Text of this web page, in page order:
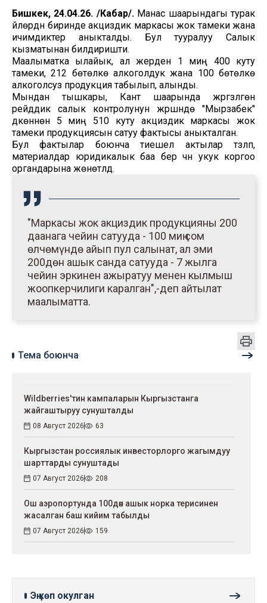
Бишкек, 24.04.26. /Кабар/.Манас шаарындагы турак
үйлөрдүн биринде акциздик маркасы жок тамеки жана
ичимдиктер аныкталды. Бул тууралуу Салык
кызматынан билдиришти.
Маалыматка ылайык, ал жерден 1 миң 400 куту
тамеки, 212 бөтөлкө алкоголдук жана 100 бөтөлкө
алкоголсуз продукция табылып, алынды.
Мындан тышкары, Кант шаарында жүргүзүлгөн
рейддик салык контролунун жүрүшүндө "Мырзабек"
дүкөнүнөн 5 миң 510 куту акциздик маркасы жок
тамеки продукциясын сатуу фактысы аныкталган.
Бул фактылар боюнча тиешелүү актылар түзүлүп,
материалдар юридикалык баа берүү үчүн укук коргоо
органдарына жөнөтүлдү.
"Маркасы жок акциздик продукцияны 200
даанага чейин сатууда - 100 миң сом
өлчөмүндө айып пул салынат, ал эми
200дөн ашык санда сатууда - 7 жылга
чейин эркинен ажыратуу менен кылмыш
жоопкерчилиги каралган",-деп айтылат
маалыматта.
Тема боюнча
Wildberries'тин кампаларын Кыргызстанга
жайгаштыруу сунушталды
08 Август 2026 63
Кыргызстан россиялык инвесторлорго жагымдуу
шарттарды сунуштады
07 Август 2026 208
Ош аэропортунда 100дөн ашык норка терисинен
жасалган баш кийим табылды
07 Август 2026 159
Эң көп окулган